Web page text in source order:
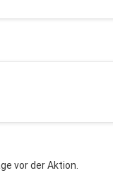
vor der Aktion.